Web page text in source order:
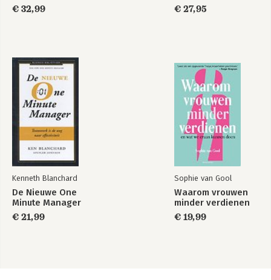
€ 32,99 € 27,95
Kenneth Blanchard
De Nieuwe One
Minute Manager
€ 21,99
Sophie van Gool
Waarom vrouwen
minder verdienen
€ 19,99